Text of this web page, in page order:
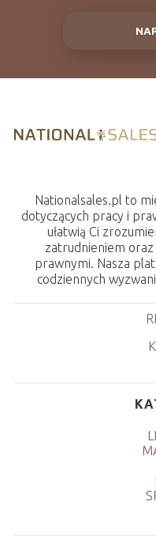
Nationalsales.pl to
dotyczących pracy i
ułatwią Ci
zatrudnieniem
prawnymi. Nasza
codziennych